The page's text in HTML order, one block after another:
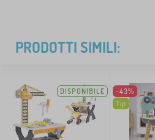
PRODOTTI SIMILI:
DISPONIBILE
-43%
Tip